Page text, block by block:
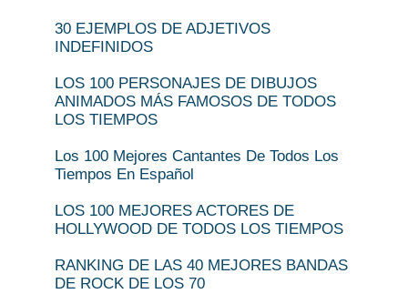
30 EJEMPLOS DE ADJETIVOS
INDEFINIDOS
LOS 100 PERSONAJES DE DIBUJOS
ANIMADOS MÁS FAMOSOS DE TODOS
LOS TIEMPOS
Los 100 Mejores Cantantes De Todos Los
Tiempos En Español
LOS 100 MEJORES ACTORES DE
HOLLYWOOD DE TODOS LOS TIEMPOS
RANKING DE LAS 40 MEJORES BANDAS
DE ROCK DE LOS 70